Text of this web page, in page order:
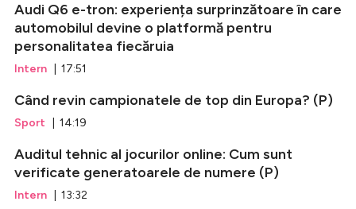
Audi Q6 e-tron: experiența surprinzătoare în care
automobilul devine o platformă pentru
personalitatea fiecăruia
Intern | 17:51
Când revin campionatele de top din Europa? (P)
Sport | 14:19
Auditul tehnic al jocurilor online: Cum sunt
verificate generatoarele de numere (P)
Intern | 13:32